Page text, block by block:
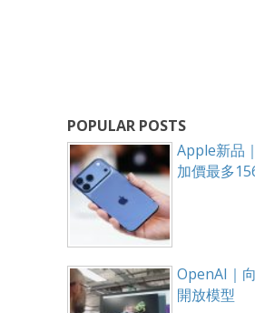
POPULAR POSTS
Apple新品
加價最多
OpenAI｜
開放模型